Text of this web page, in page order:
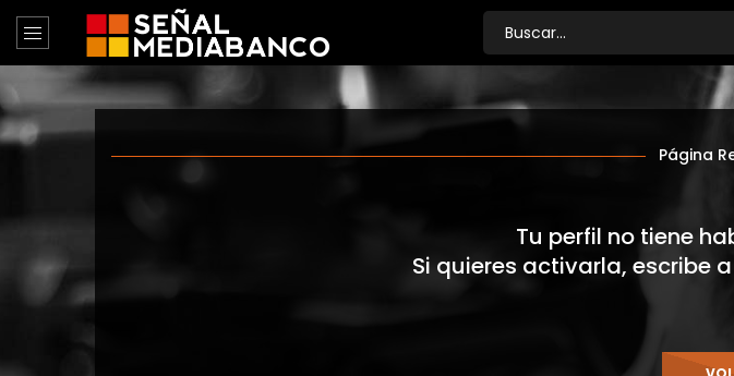
Página
Tu perfil no tiene
Si quieres activarla, escribe a